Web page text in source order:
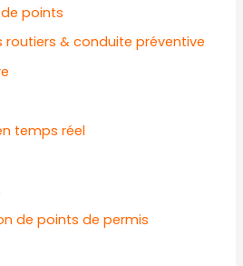
points
routiers & conduite préventive
temps réel
de points de permis